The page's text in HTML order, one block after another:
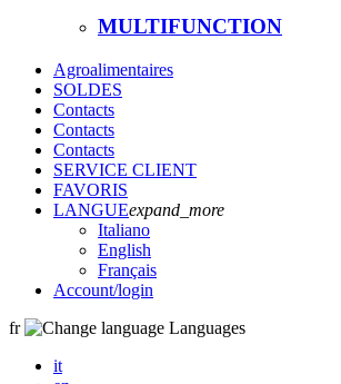
MULTIFUNCTION
Agroalimentaires
SOLDES
Contacts
Contacts
Contacts
SERVICE CLIENT
FAVORIS
LANGUEexpand_more
Italiano
English
Français
Account/login
fr
Languages
it